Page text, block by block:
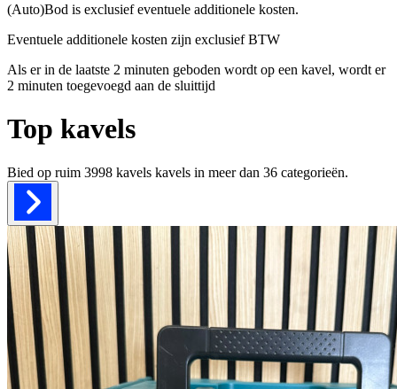
(Auto)Bod is exclusief eventuele additionele kosten.
Eventuele additionele kosten zijn exclusief BTW
Als er in de laatste 2 minuten geboden wordt op een kavel, wordt er
2 minuten toegevoegd aan de sluittijd
Top kavels
Bied op ruim 3998 kavels kavels in meer dan 36 categorieën.